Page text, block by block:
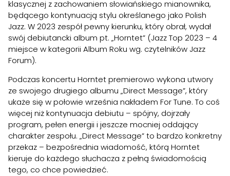
klasycznej z zachowaniem słowiańskiego mianownika,
będącego kontynuacją stylu określanego jako Polish
Jazz. W 2023 zespół pewny kierunku, który obrał, wydał
swój debiutancki album pt. „Horntet” (Jazz Top 2023 – 4
miejsce w kategorii Album Roku wg. czytelników Jazz
Forum).
Podczas koncertu Horntet premierowo wykona utwory
ze swojego drugiego albumu „Direct Message”, który
ukaże się w połowie września nakładem For Tune. To coś
więcej niż kontynuacja debiutu – spójny, dojrzały
program, pełen energii i jeszcze mocniej oddający
charakter zespołu. „Direct Message” to bardzo konkretny
przekaz – bezpośrednia wiadomość, którą Horntet
kieruje do każdego słuchacza z pełną świadomością
tego, co chce powiedzieć.